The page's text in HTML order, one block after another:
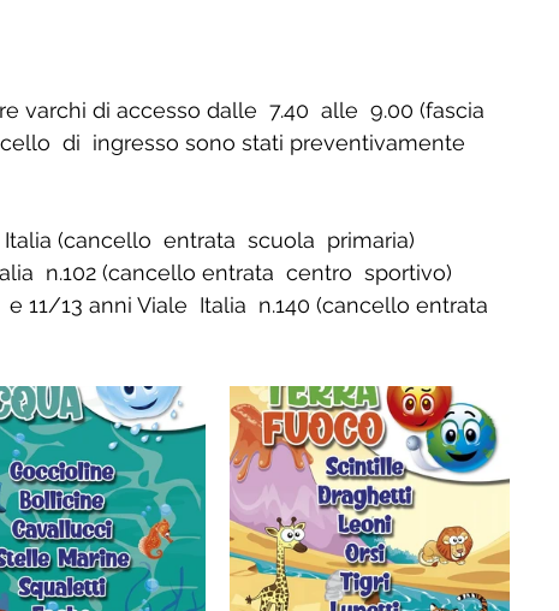
varchi di accesso dalle  7.40  alle  9.00 (fascia
di  ingresso sono stati preventivamente
Italia (cancello  entrata  scuola  primaria)
n.102 (cancello entrata  centro  sportivo)
e 11/13 anni Viale  Italia  n.140 (cancello entrata